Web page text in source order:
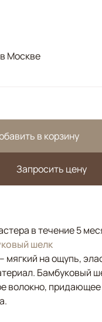
Москве
в корзину
Запросить цену
в течение 5
шелк
мягкий на ощупь,
Бамбуковый
волокно,